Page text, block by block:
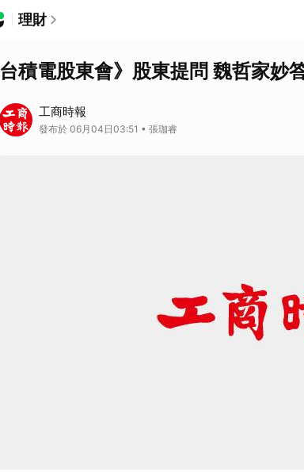
理財
台積電股東會》股東提問 魏哲家妙
工商時報
發布於 06月04日03:51 • 張珈睿